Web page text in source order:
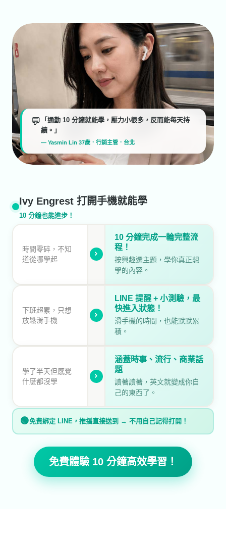
💬
「通勤 10 分鐘就能學，壓力小很多，反而能每天持
續。」
— Yasmin Lin 37歲．行銷主管．台北
Ivy Engrest 打開手機就能學
10 分鐘也能進步！
時間零碎，不知
道從哪學起
10 分鐘完成一輪完整流
程！
按興趣選主題，學你真正想
學的內容。
下班超累，只想
放鬆滑手機
LINE 提醒 + 小測驗，最
快進入狀態！
滑手機的時間，也能默默累
積。
學了半天但感覺
什麼都沒學
涵蓋時事、流行、商業話
題
讀著讀著，英文就變成你自
己的東西了。
🟢免費綁定 LINE，推播直接送到 → 不用自己記得打開！
免費體驗 10 分鐘高效學習！